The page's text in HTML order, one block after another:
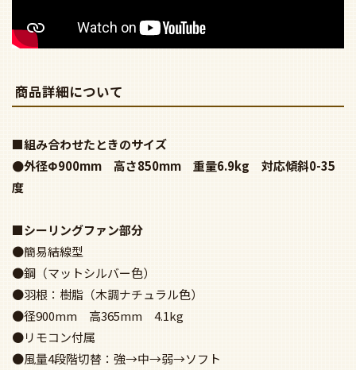
商品詳細について
■組み合わせたときのサイズ
●外径Φ900mm 高さ850mm 重量6.9kg 対応傾斜0-35
度
■シーリングファン部分
●簡易結線型
●鋼（マットシルバー色）
●羽根：樹脂（木調ナチュラル色）
●径900mm 高365mm 4.1kg
●リモコン付属
●風量4段階切替：強→中→弱→ソフト